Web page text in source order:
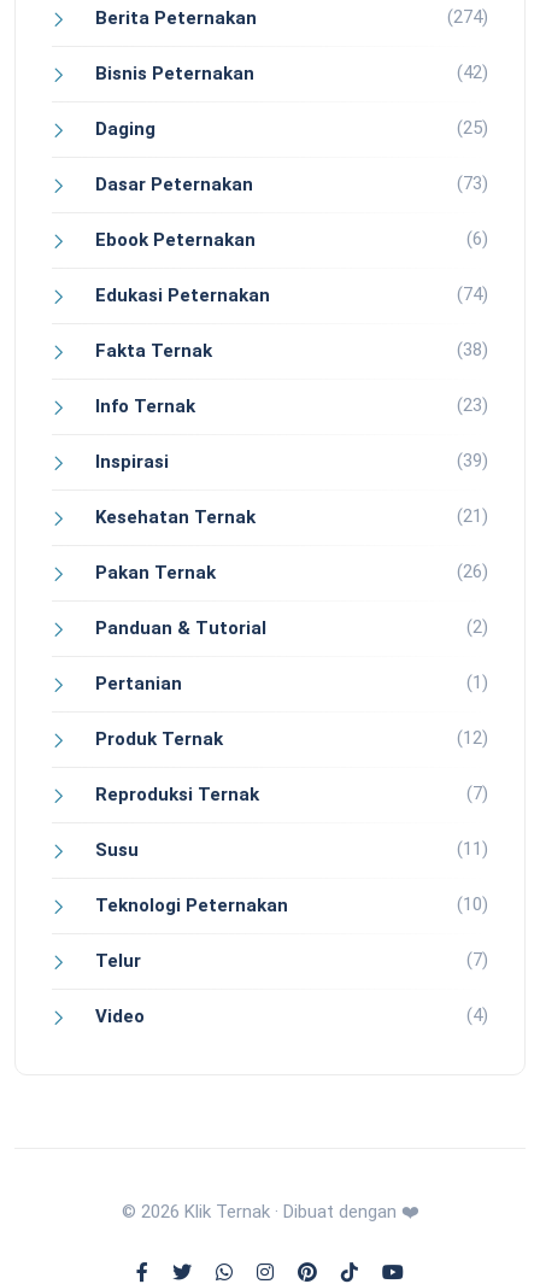
Berita Peternakan (274)
Bisnis Peternakan (42)
Daging (25)
Dasar Peternakan (73)
Ebook Peternakan (6)
Edukasi Peternakan (74)
Fakta Ternak (38)
Info Ternak (23)
Inspirasi (39)
Kesehatan Ternak (21)
Pakan Ternak (26)
Panduan & Tutorial (2)
Pertanian (1)
Produk Ternak (12)
Reproduksi Ternak (7)
Susu (11)
Teknologi Peternakan (10)
Telur (7)
Video (4)
© 2026 Klik Ternak · Dibuat dengan ❤️